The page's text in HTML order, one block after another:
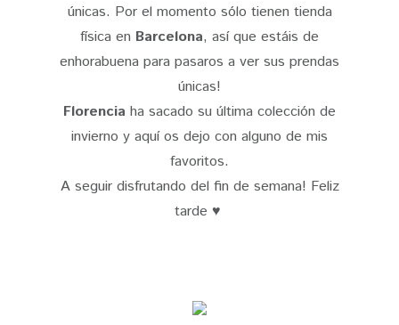
únicas. Por el momento sólo tienen tienda
física en Barcelona, así que estáis de
enhorabuena para pasaros a ver sus prendas
únicas!
Florencia ha sacado su última colección de
invierno y aquí os dejo con alguno de mis
favoritos.
A seguir disfrutando del fin de semana! Feliz
tarde ♥